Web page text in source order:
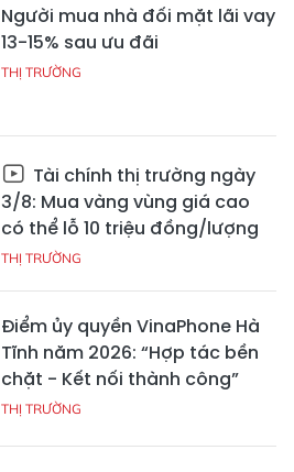
Người mua nhà đối mặt lãi vay
13-15% sau ưu đãi
THỊ TRƯỜNG
Tài chính thị trường ngày
3/8: Mua vàng vùng giá cao
có thể lỗ 10 triệu đồng/lượng
THỊ TRƯỜNG
Điểm ủy quyền VinaPhone Hà
Tĩnh năm 2026: “Hợp tác bền
chặt - Kết nối thành công”
THỊ TRƯỜNG